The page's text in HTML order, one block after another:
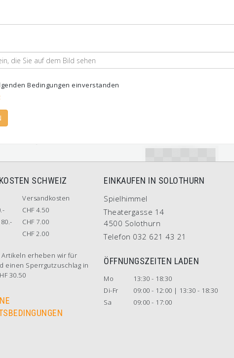
Bedingungen einverstanden
SCHWEIZ
Versandkosten
CHF 4.50
CHF 7.00
CHF 2.00
Artikeln erheben wir für
einen Sperrgutzuschlag in
30.50
EINKAUFEN IN SOLOTHURN
Spielhimmel
Theatergasse 14
4500 Solothurn
Telefon 032 621 43 21
ÖFFNUNGSZEITEN LADEN
Mo
13:30 - 18:30
Di-Fr
09:00 - 12:00 | 13:30 - 18:30
Sa
09:00 - 17:00